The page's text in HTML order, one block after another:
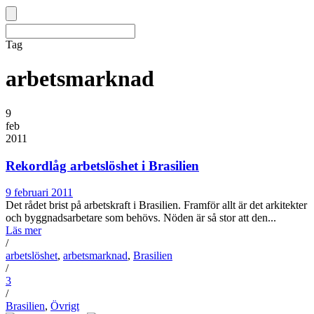
Tag
arbetsmarknad
9
feb
2011
Rekordlåg arbetslöshet i Brasilien
9 februari 2011
Det rådet brist på arbetskraft i Brasilien. Framför allt är det arkitekter
och byggnadsarbetare som behövs. Nöden är så stor att den...
Läs mer
/
arbetslöshet, arbetsmarknad, Brasilien
/
3
/
Brasilien, Övrigt